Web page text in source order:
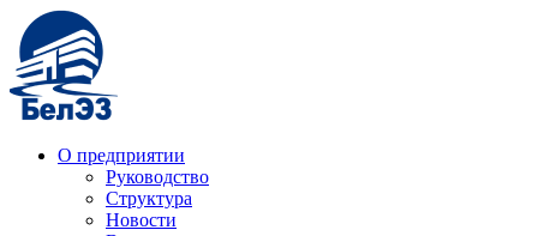
О предприятии
Руководство
Структура
Новости